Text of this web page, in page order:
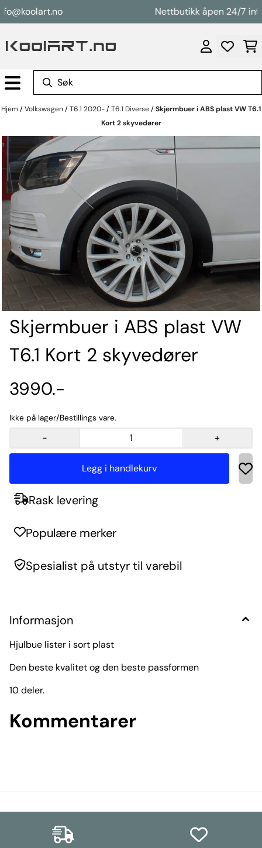
Hopp til innhold Nettbutikk åpen 24/7
Hjem /Volkswagen/T6.1 2020-/T6.1 Diverse/Skjermbuer i ABS plast VW T6.1
Kort 2 skyvedører
Skjermbuer i ABS plast VW
T6.1 Kort 2 skyvedører
3990.-
Ikke på lager/Bestillings vare.
- +
Rask levering
Populære merker
Spesialist på utstyr til varebil
Informasjon
Hjulbue lister i sort plast
Den beste kvalitet og den beste passformen
10 deler.
Kommentarer